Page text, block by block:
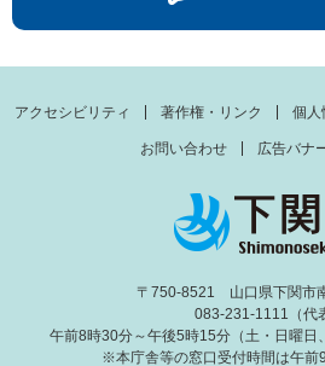
アクセシビリティ 著作権・リンク 個人
お問い合わせ 広告バナ
〒750-8521 山口県下関市
083-231-1111（代
午前8時30分～午後5時15分（土・日曜日
※本庁舎等の窓口受付時間は午前